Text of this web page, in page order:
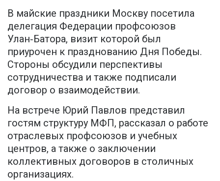
В майские праздники Москву посетила
делегация Федерации профсоюзов
Улан‑Батора, визит которой был
приурочен к празднованию Дня Победы.
Стороны обсудили перспективы
сотрудничества и также подписали
договор о взаимодействии.
На встрече Юрий Павлов представил
гостям структуру МФП, рассказал о работе
отраслевых профсоюзов и учебных
центров, а также о заключении
коллективных договоров в столичных
организациях.